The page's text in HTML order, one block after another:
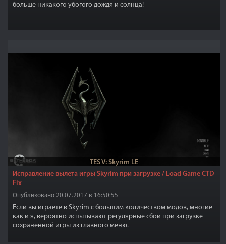
больше никакого убогого дождя и солнца!
TES V: Skyrim LE
Исправление вылета игры Skyrim при загрузке / Load Game CTD
Fix
Опубликовано 20.07.2017 в 16:50:55
Если вы играете в Skyrim с большим количеством модов, многие
как и я, вероятно испытывают регулярные сбои при загрузке
сохраненной игры из главного меню.